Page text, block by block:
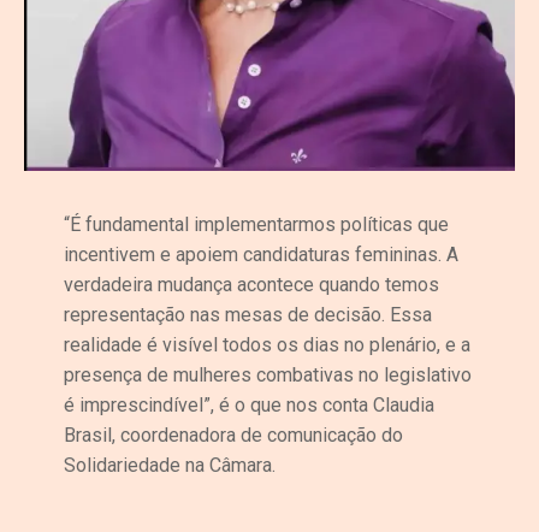
“É fundamental implementarmos políticas que
incentivem e apoiem candidaturas femininas. A
verdadeira mudança acontece quando temos
representação nas mesas de decisão. Essa
realidade é visível todos os dias no plenário, e a
presença de mulheres combativas no legislativo
é imprescindível”, é o que nos conta Claudia
Brasil, coordenadora de comunicação do
Solidariedade na Câmara.